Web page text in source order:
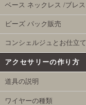
ベース ネックレス /ブレス
ビーズ パック販売
コンシェルジュとお仕立て
アクセサリーの作り方
道具の説明
ワイヤーの種類